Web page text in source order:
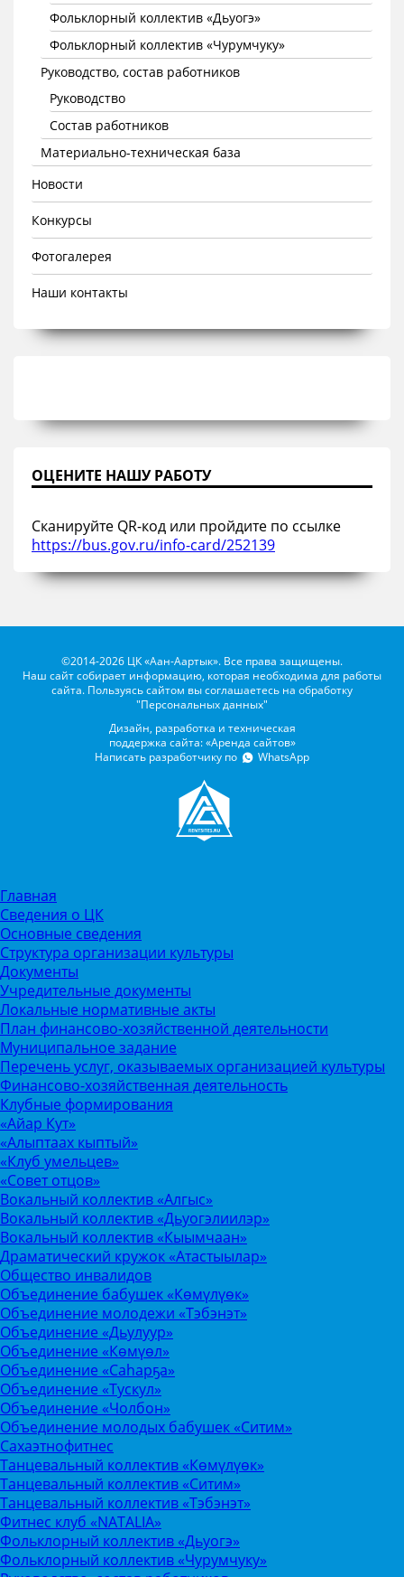
Фольклорный коллектив «Дьуогэ»
Фольклорный коллектив «Чурумчуку»
Руководство, состав работников
Руководство
Состав работников
Материально-техническая база
Новости
Конкурсы
Фотогалерея
Наши контакты
ОЦЕНИТЕ НАШУ РАБОТУ
Сканируйте QR-код или пройдите по ссылке
https://bus.gov.ru/info-card/252139
©2014-2026 ЦК «Аан-Аартык». Все права защищены.
Наш сайт собирает информацию, которая необходима для работы
сайта. Пользуясь сайтом вы соглашаетесь на обработку
"Персональных данных"
Дизайн, разработка и техническая
поддержка сайта: «Аренда сайтов»
Написать разработчику по
WhatsApp
Главная
Сведения о ЦК
Основные сведения
Структура организации культуры
Документы
Учредительные документы
Локальные нормативные акты
План финансово-хозяйственной деятельности
Муниципальное задание
Перечень услуг, оказываемых организацией культуры
Финансово-хозяйственная деятельность
Клубные формирования
«Айар Кут»
«Алыптаах кыптый»
«Клуб умельцев»
«Совет отцов»
Вокальный коллектив «Алгыс»
Вокальный коллектив «Дьуогэлиилэр»
Вокальный коллектив «Кыымчаан»
Драматический кружок «Атастыылар»
Общество инвалидов
Объединение бабушек «Көмүлүөк»
Объединение молодежи «Тэбэнэт»
Объединение «Дьулуур»
Объединение «Көмүөл»
Объединение «Саhарҕа»
Объединение «Тускул»
Объединение «Чолбон»
Объединение молодых бабушек «Ситим»
Сахаэтнофитнес
Танцевальный коллектив «Көмүлүөк»
Танцевальный коллектив «Ситим»
Танцевальный коллектив «Тэбэнэт»
Фитнес клуб «NATALIA»
Фольклорный коллектив «Дьуогэ»
Фольклорный коллектив «Чурумчуку»